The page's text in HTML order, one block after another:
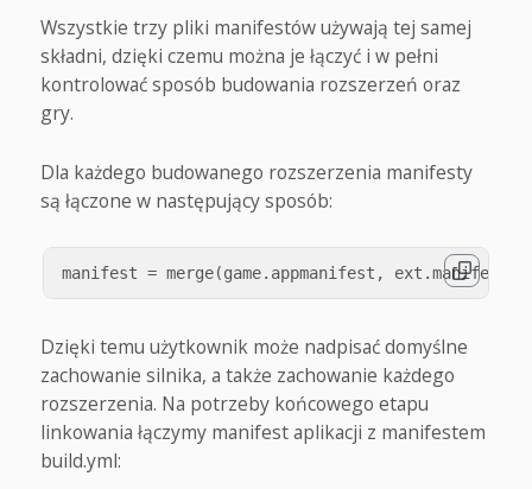
Wszystkie trzy pliki manifestów używają tej samej
składni, dzięki czemu można je łączyć i w pełni
kontrolować sposób budowania rozszerzeń oraz
gry.
Dla każdego budowanego rozszerzenia manifesty
są łączone w następujący sposób:
Dzięki temu użytkownik może nadpisać domyślne
zachowanie silnika, a także zachowanie każdego
rozszerzenia. Na potrzeby końcowego etapu
linkowania łączymy manifest aplikacji z manifestem
build.yml: